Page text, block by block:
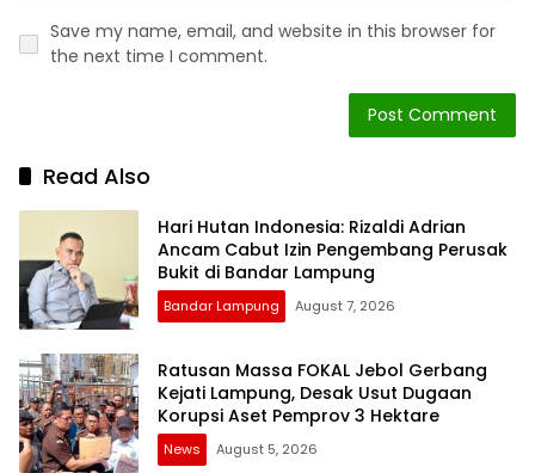
Save my name, email, and website in this browser for
the next time I comment.
Read Also
Hari Hutan Indonesia: Rizaldi Adrian
Ancam Cabut Izin Pengembang Perusak
Bukit di Bandar Lampung
Bandar Lampung August 7, 2026
Ratusan Massa FOKAL Jebol Gerbang
Kejati Lampung, Desak Usut Dugaan
Korupsi Aset Pemprov 3 Hektare
News August 5, 2026